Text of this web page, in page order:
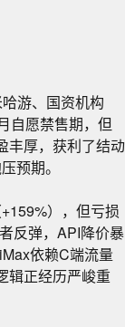
游、国资机构
自愿禁售期，但
丰厚，获利了结动
预期。
），但亏损
反弹，API降价暴
依赖C端流量
辑正经历严峻重